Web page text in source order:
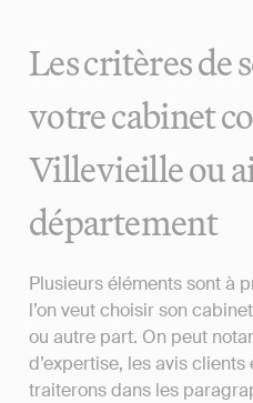
Les critères de
votre cabinet
Villevieille ou
département
Plusieurs éléments sont à
l’on veut choisir son
ou autre part. On peut
d’expertise, les avis
traiterons dans les